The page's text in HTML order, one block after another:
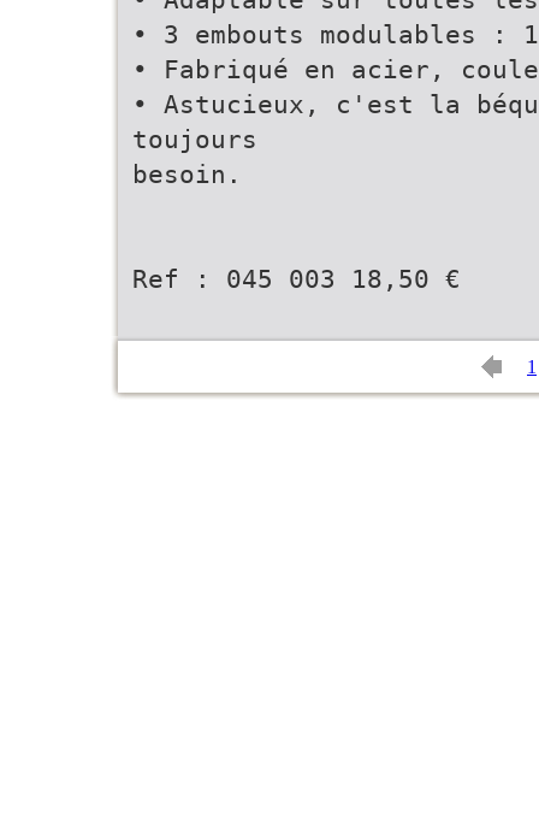
• 3 embouts modulables :
• Fabriqué en acier,
• Astucieux, c'est la
toujours
besoin.
Ref : 045 003 18,50 €
1